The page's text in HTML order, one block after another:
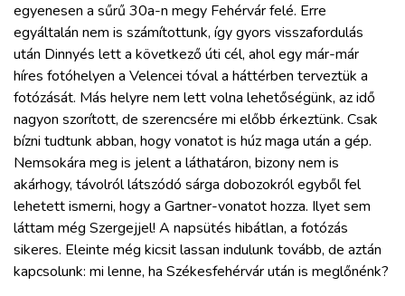
egyenesen a sűrű 30a-n megy Fehérvár felé. Erre
egyáltalán nem is számítottunk, így gyors visszafordulás
után Dinnyés lett a következő úti cél, ahol egy már-már
híres fotóhelyen a Velencei tóval a háttérben terveztük a
fotózását. Más helyre nem lett volna lehetőségünk, az idő
nagyon szorított, de szerencsére mi előbb érkeztünk. Csak
bízni tudtunk abban, hogy vonatot is húz maga után a gép.
Nemsokára meg is jelent a láthatáron, bizony nem is
akárhogy, távolról látszódó sárga dobozokról egyből fel
lehetett ismerni, hogy a Gartner-vonatot hozza. Ilyet sem
láttam még Szergejjel! A napsütés hibátlan, a fotózás
sikeres. Eleinte még kicsit lassan indulunk tovább, de aztán
kapcsolunk: mi lenne, ha Székesfehérvár után is meglőnénk?